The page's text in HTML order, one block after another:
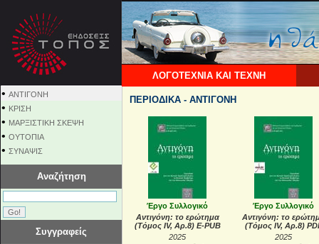
ΛΟΓΟΤΕΧΝΙΑ ΚΑΙ ΤΕΧΝΗ
• ΑΝΤΙΓΟΝΗ
• ΚΡΙΣΗ
• ΜΑΡΞΙΣΤΙΚΗ ΣΚΕΨΗ
• ΟΥΤΟΠΙΑ
• ΣΥΝΑΨΙΣ
Αναζήτηση
Συγγραφείς
ΠΕΡΙΟΔΙΚΑ - ΑΝΤΙΓΟΝΗ
Έργο Συλλογικό
Αντιγόνη: το ερώτημα
(Τόμος IV, Αρ.8) E-PUB
2025
Έργο Συλλογικό
Αντιγόνη: το
(Τόμος IV, Αρ.8)
2025